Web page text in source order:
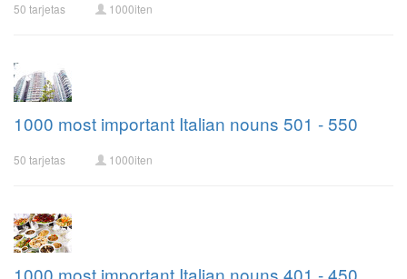
50 tarjetas 1000iten
1000 most important Italian nouns 501 - 550
50 tarjetas 1000iten
1000 most important Italian nouns 401 - 450